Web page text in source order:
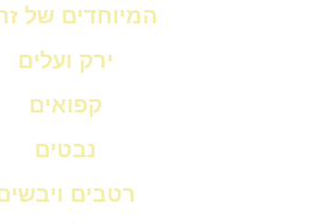
המיוחדים של
ירק ועלים
קפואים
נבטים
רטבים